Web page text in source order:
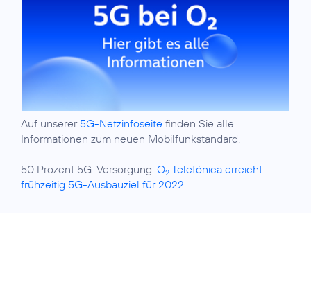
Auf unserer 5G-Netzinfoseite finden Sie alle
Informationen zum neuen Mobilfunkstandard.
50 Prozent 5G-Versorgung: O2 Telefónica erreicht
frühzeitig 5G-Ausbauziel für 2022